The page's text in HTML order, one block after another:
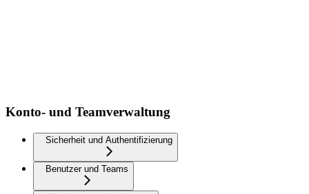
Konto- und Teamverwaltung
Sicherheit und Authentifizierung
Benutzer und Teams